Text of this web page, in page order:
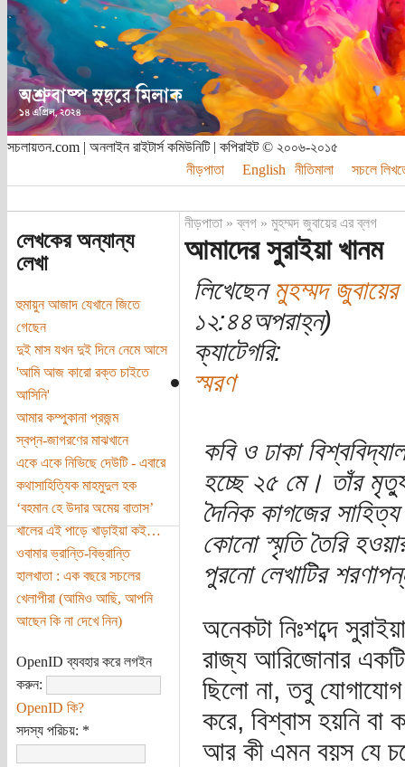
সচলায়তন.com | অনলাইন রাইটার্স কমিউনিটি | কপিরাইট © ২০০৬-২০১৫
নীড়পাতা
English নীতিমালা সচলে
লেখকের অন্যান্য
লেখা
হুমায়ুন আজাদ যেখানে জিতে
গেছেন
দুই মাস যখন দুই দিনে নেমে আসে
'আমি আজ কারো রক্ত চাইতে
আসিনি'
আমার কম্পুকানা প্রজন্ম
স্বপ্ন-জাগরণের মাঝখানে
একে একে নিভিছে দেউটি - এবারে
কথাসাহিত্যিক মাহমুদুল হক
‘বহমান হে উদার অমেয় বাতাস’
খালের এই পাড়ে খাড়াইয়া কই…
ওবামার ভ্রান্তি-বিভ্রান্তি
হালখাতা : এক বছরে সচলের
খেলাপীরা (আমিও আছি, আপনি
আছেন কি না দেখে নিন)
OpenID ব্যবহার করে লগইন
করুন:
OpenID কি?
সদস্য পরিচয়: *
নীড়পাতা»ব্লগ» মুহম্মদ জুবায়ের এর ব্লগ
আমাদের সুরাইয়া খানম
লিখেছেনমুহম্মদ জুবায়ের
১২:৪৪অপরাহ্ন)
ক্যাটেগরি:
স্মরণ
কবি ও ঢাকা
হচ্ছে ২৫ মে। তাঁর
দৈনিক কাগজের
কোনো স্মৃতি তৈরি
পুরনো লেখাটির
অনেকটা নিঃশব্দে
রাজ্য আরিজোনার
ছিলো না, তবু
করে, বিশ্বাস হয়নি
আর কী এমন বয়স যে